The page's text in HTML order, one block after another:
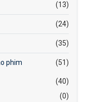
(13)
(24)
(35)
phim (51)
(40)
(0)